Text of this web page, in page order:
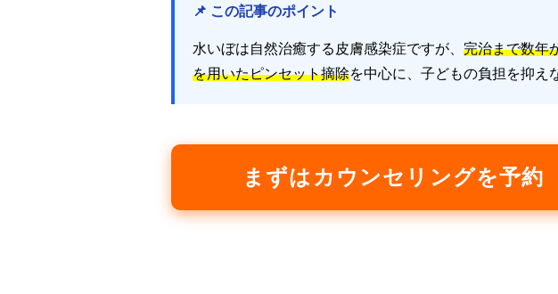
📌 この記事のポイント
水いぼは自然治癒する皮膚感染症ですが、 完治まで数年
を用いたピンセット摘除を中心に、子どもの負担を抑え
まずはカウンセリングを予約